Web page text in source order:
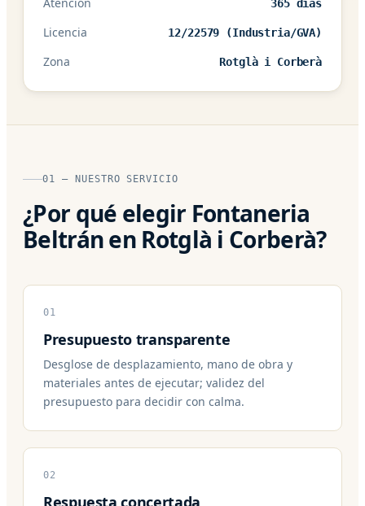
365 días
Licencia 12/22579 (Industria/GVA)
Zona Rotglà i Corberà
01 — NUESTRO SERVICIO
¿Por qué elegir Fontaneria
Beltrán en Rotglà i Corberà?
01
Presupuesto transparente
Desglose de desplazamiento, mano de obra y
materiales antes de ejecutar; validez del
presupuesto para decidir con calma.
02
Respuesta concertada